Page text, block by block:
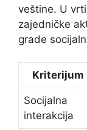
veštine. U
zajedničke
grade
Kriterijum
Socijalna
interakcija